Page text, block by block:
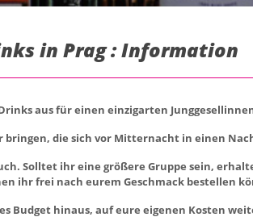
in Prag : Information
aus für einen einzigarten
bringen, die sich vor Mitternacht in einen
Solltet ihr eine größere Gruppe sein,
ihr frei nach eurem Geschmack bestellen
Budget hinaus, auf eure eigenen Kosten